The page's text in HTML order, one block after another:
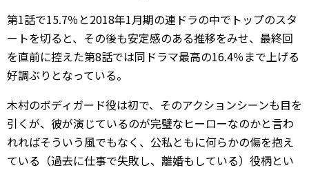
第1話で15.7％と2018年1月期の連ドラの中でトップのスタ
ートを切ると、その後も安定感のある推移をみせ、最終回
を直前に控えた第8話では同ドラマ最高の16.4％まで上げる
好調ぶりとなっている。
木村のボディガード役は初で、そのアクションシーンも目を
引くが、彼が演じているのが完璧なヒーローなのかと言わ
れればそういう風でもなく、公私ともに何らかの傷を抱え
ている（過去に仕事で失敗し、離婚もしている）役柄とい